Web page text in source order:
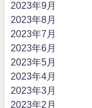
2023年9月
2023年8月
2023年7月
2023年6月
2023年5月
2023年4月
2023年3月
2023年2月